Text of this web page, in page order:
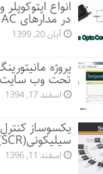
انواع
در مدارهای AC و DC
آبان 20, 1399
پروژه
تحت وب سایت
اسفند 17, 1394
یکسوساز
سیلیکونی(SCR)
اسفند 11, 1396